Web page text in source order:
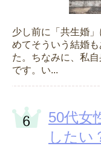
少し前に「共生婚
めてそういう結婚
た。ちなみに、私
です。い...
50代女
したい